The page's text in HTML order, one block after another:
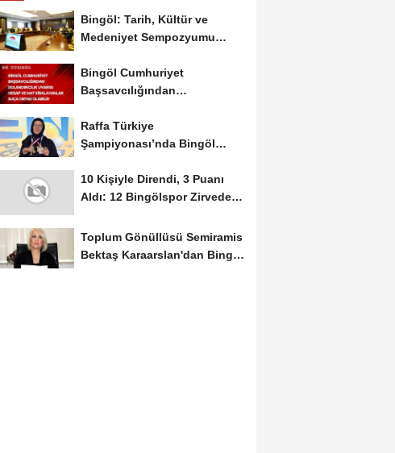
Bingöl: Tarih, Kültür ve
Medeniyet Sempozyumu
Bingöl Cumhuriyet
Başsavcılığından
Raffa Türkiye
Şampiyonası’nda Bingöl
10 Kişiyle Direndi, 3 Puanı
Aldı: 12 Bingölspor Zirvedeki
Toplum Gönüllüsü Semiramis
Bektaş Karaarslan'dan Bingöl